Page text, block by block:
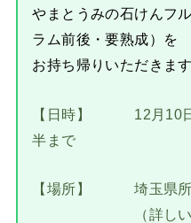
やまとうみの石けんフ
ラム前後・要熟成）を
お持ち帰りいただきます
【日時】 12月10
半まで
【場所】 埼玉県所
（詳しい場所